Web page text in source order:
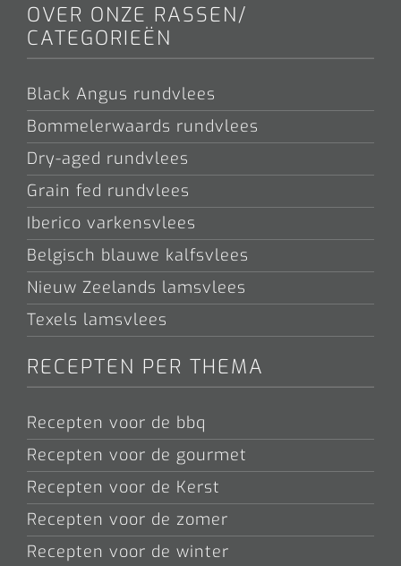
OVER ONZE RASSEN/
CATEGORIEËN
Black Angus rundvlees
Bommelerwaards rundvlees
Dry-aged rundvlees
Grain fed rundvlees
Iberico varkensvlees
Belgisch blauwe kalfsvlees
Nieuw Zeelands lamsvlees
Texels lamsvlees
RECEPTEN PER THEMA
Recepten voor de bbq
Recepten voor de gourmet
Recepten voor de Kerst
Recepten voor de zomer
Recepten voor de winter